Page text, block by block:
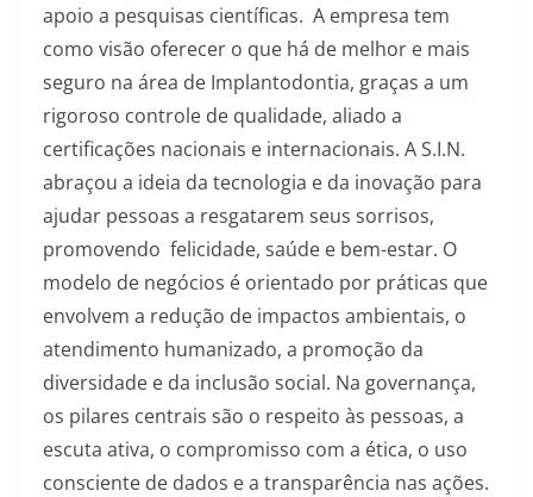
apoio a pesquisas científicas. A empresa tem
como visão oferecer o que há de melhor e mais
seguro na área de Implantodontia, graças a um
rigoroso controle de qualidade, aliado a
certificações nacionais e internacionais. A S.I.N.
abraçou a ideia da tecnologia e da inovação para
ajudar pessoas a resgatarem seus sorrisos,
promovendo felicidade, saúde e bem-estar. O
modelo de negócios é orientado por práticas que
envolvem a redução de impactos ambientais, o
atendimento humanizado, a promoção da
diversidade e da inclusão social. Na governança,
os pilares centrais são o respeito às pessoas, a
escuta ativa, o compromisso com a ética, o uso
consciente de dados e a transparência nas ações.